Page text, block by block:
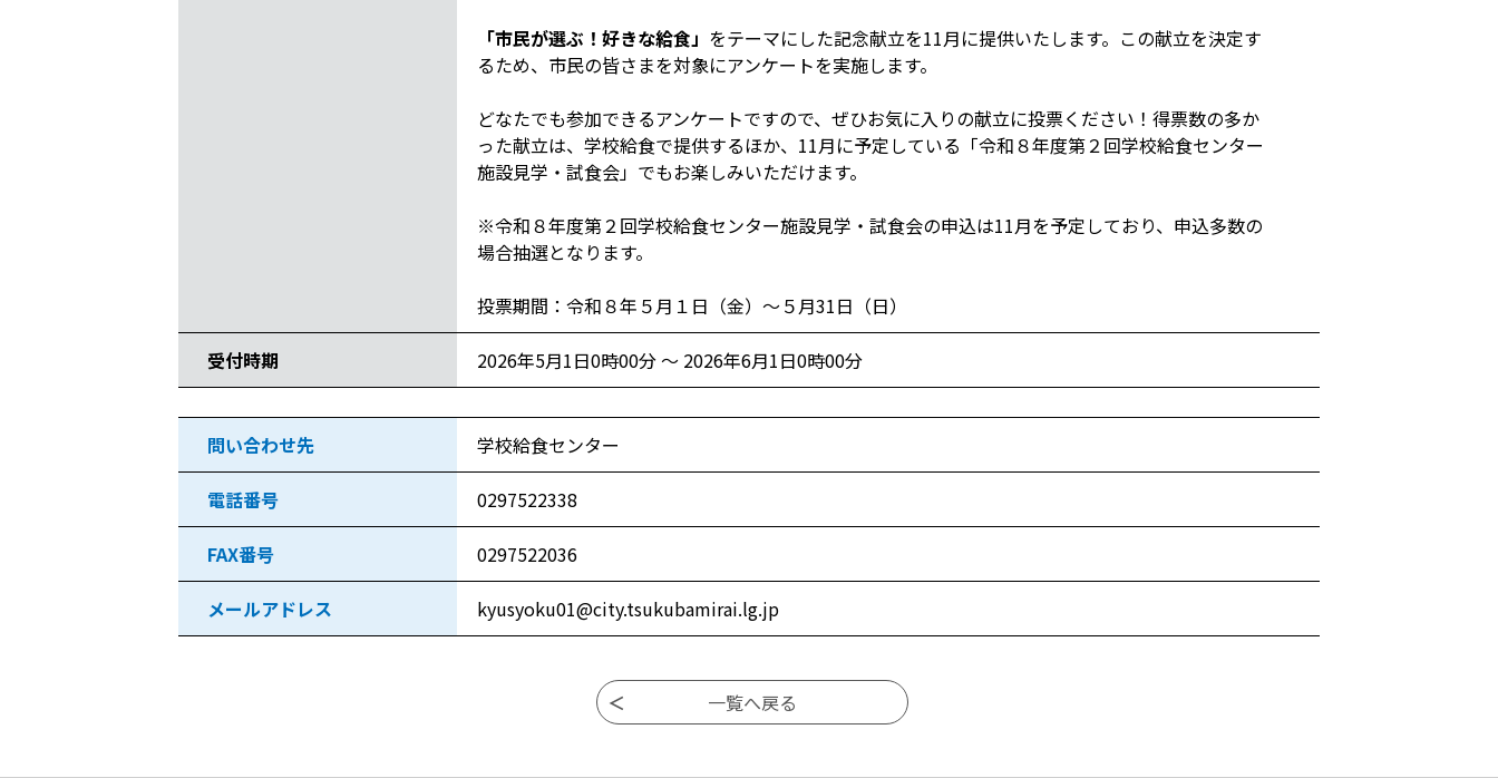
「市民が選ぶ！好きな給食」 をテーマにした記念献立を11月に提供いたします。この献立を決定す
るため、市民の皆さまを対象にアンケートを実施します。
どなたでも参加できるアンケートですので、ぜひお気に入りの献立に投票ください！得票数の多か
った献立は、学校給食で提供するほか、11月に予定している「令和８年度第２回学校給食センター
施設見学・試食会」でもお楽しみいただけます。
※令和８年度第２回学校給食センター施設見学・試食会の申込は11月を予定しており、申込多数の
場合抽選となります。
投票期間：令和８年５月１日（金）～５月31日（日）
受付時期 2026年5月1日0時00分 ～ 2026年6月1日0時00分
問い合わせ先 学校給食センター
電話番号 0297522338
FAX番号 0297522036
メールアドレス kyusyoku01@city.tsukubamirai.lg.jp